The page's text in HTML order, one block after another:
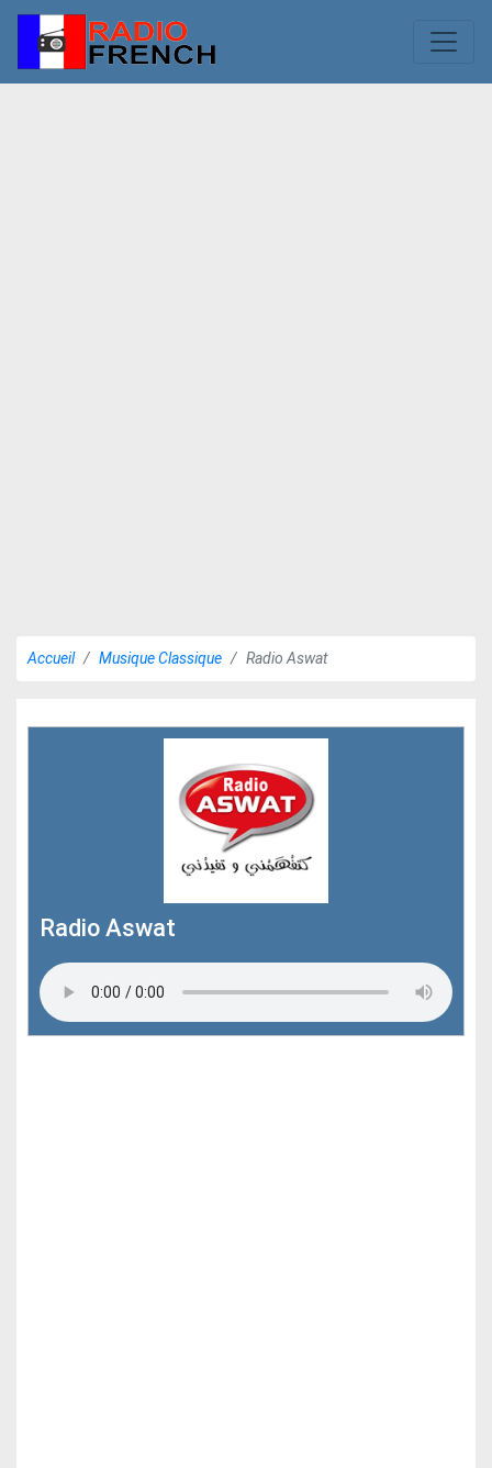
Accueil Musique Classique Radio Aswat
Radio Aswat